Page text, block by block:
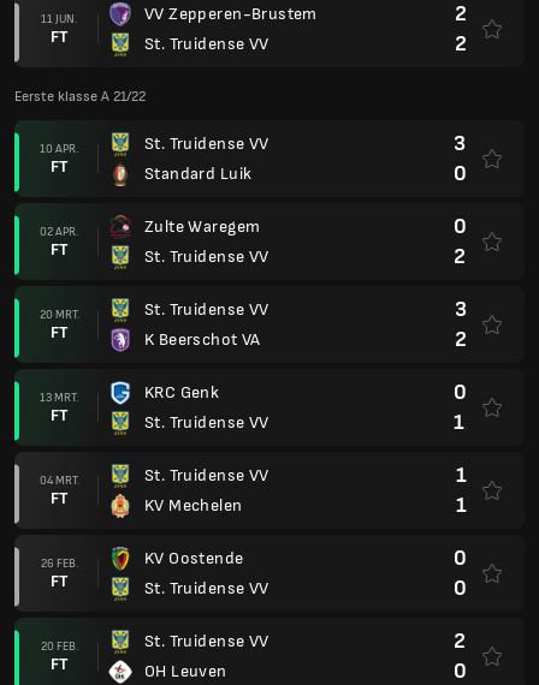
11 JUN.
FT
VV Zepperen-Brustem
St. Truidense VV
2
2
Eerste klasse A 21/22
10 APR.
FT
St. Truidense VV
Standard Luik
3
0
02 APR.
FT
Zulte Waregem
St. Truidense VV
0
2
20 MRT.
FT
St. Truidense VV
K Beerschot VA
3
2
13 MRT.
FT
KRC Genk
St. Truidense VV
0
1
04 MRT.
FT
St. Truidense VV
KV Mechelen
1
1
26 FEB.
FT
KV Oostende
St. Truidense VV
0
0
20 FEB.
FT
St. Truidense VV
OH Leuven
2
0